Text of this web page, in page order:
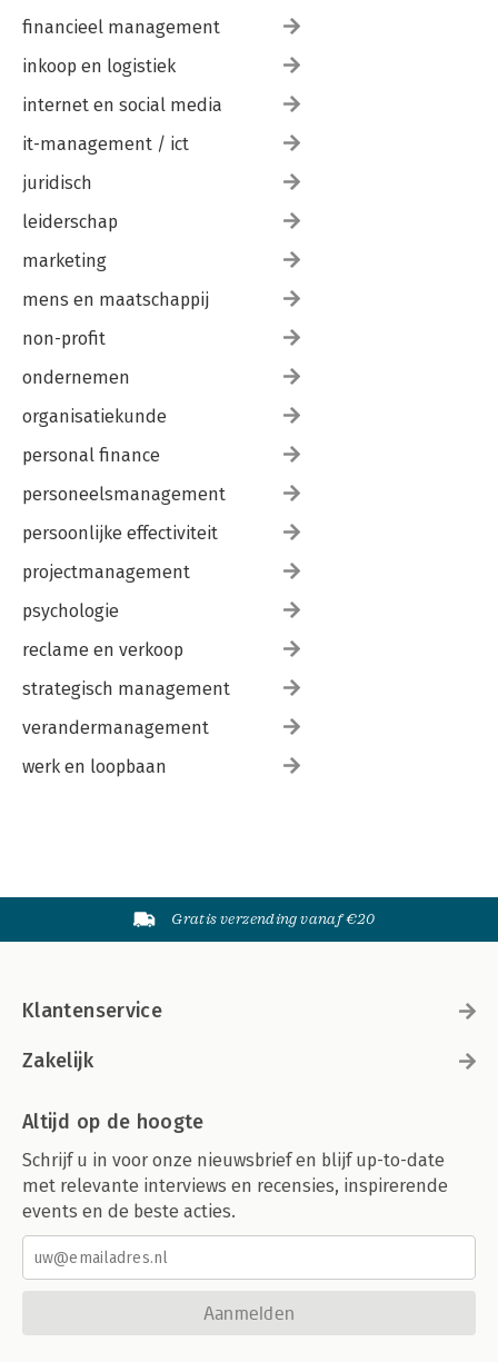
financieel management
inkoop en logistiek
internet en social media
it-management / ict
juridisch
leiderschap
marketing
mens en maatschappij
non-profit
ondernemen
organisatiekunde
personal finance
personeelsmanagement
persoonlijke effectiviteit
projectmanagement
psychologie
reclame en verkoop
strategisch management
verandermanagement
werk en loopbaan
Gratis verzending vanaf €20
Klantenservice
Zakelijk
Altijd op de hoogte
Schrijf u in voor onze nieuwsbrief en blijf up-to-date
met relevante interviews en recensies, inspirerende
events en de beste acties.
Aanmelden